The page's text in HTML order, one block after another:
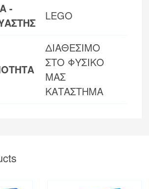
-
LEGO
ΔΙΑΘΕΣΙΜΟ
ΣΤΟ ΦΥΣΙΚΟ
ΜΑΣ
ΚΑΤΑΣΤΗΜΑ